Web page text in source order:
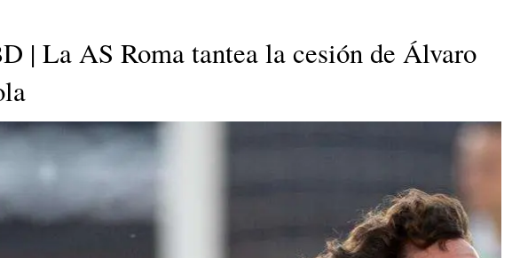
| La AS Roma tantea la cesión de Álvaro